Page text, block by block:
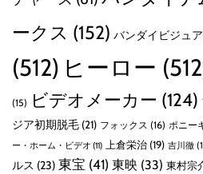
ークス (152) バンダイビジュ
(512) ヒーロー
(15) ビデオメーカー (124)
ジア初期脱毛 (21) フォックス (16) ポニー
ー・ホーム・ビデオ (11) 上倉栄治 (19) 吉川徹
ルス (23) 東宝 (41) 東映 (33) 東村宗